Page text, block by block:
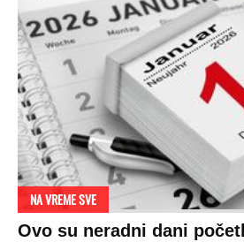
NA VREME SVE
Ovo su neradni dani